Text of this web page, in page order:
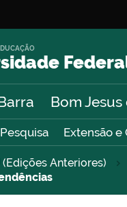
Bom Jesus
Pesquisa Extensão e
(Edições Anteriores)